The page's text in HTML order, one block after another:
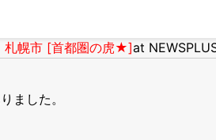
幌市 [首都圏の虎★]at
ました。